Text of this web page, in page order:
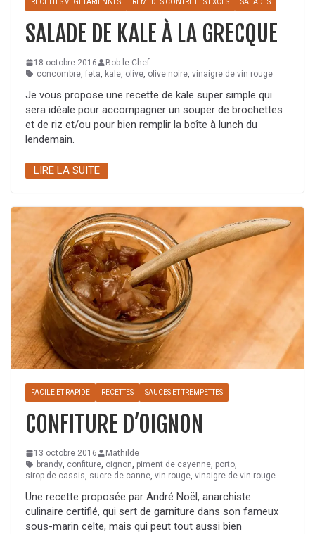
SALADE DE KALE À LA GRECQUE
18 octobre 2016
Bob le Chef
concombre feta kale olive olive noire vinaigre de vin rouge
Je vous propose une recette de kale super simple qui
sera idéale pour accompagner un souper de brochettes
et de riz et/ou pour bien remplir la boîte à lunch du
lendemain.
LIRE LA SUITE
FACILE ET RAPIDE RECETTES SAUCES ET TREMPETTES
CONFITURE D’OIGNON
13 octobre 2016
Mathilde
brandy, confiture, oignon, piment de cayenne, porto,
sirop de cassis, sucre de canne, vin rouge, vinaigre de vin rouge
Une recette proposée par André Noël, anarchiste
culinaire certifié, qui sert de garniture dans son fameux
sous-marin celte, mais qui peut tout aussi bien